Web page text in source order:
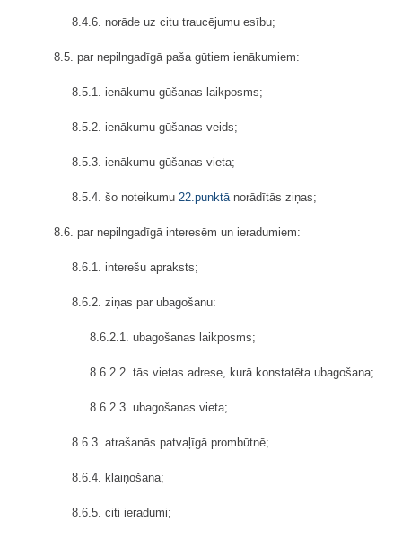
8.4.6. norāde uz citu traucējumu esību;
8.5. par nepilngadīgā paša gūtiem ienākumiem:
8.5.1. ienākumu gūšanas laikposms;
8.5.2. ienākumu gūšanas veids;
8.5.3. ienākumu gūšanas vieta;
8.5.4. šo noteikumu 22.punktānorādītās ziņas;
8.6. par nepilngadīgā interesēm un ieradumiem:
8.6.1. interešu apraksts;
8.6.2. ziņas par ubagošanu:
8.6.2.1. ubagošanas laikposms;
8.6.2.2. tās vietas adrese, kurā konstatēta ubagošana;
8.6.2.3. ubagošanas vieta;
8.6.3. atrašanās patvaļīgā prombūtnē;
8.6.4. klaiņošana;
8.6.5. citi ieradumi;